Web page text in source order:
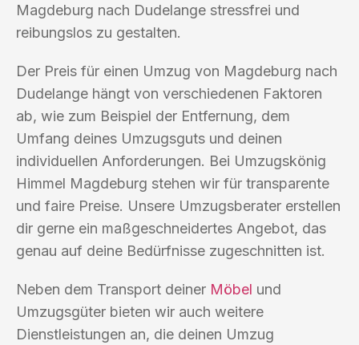
Magdeburg nach Dudelange stressfrei und
reibungslos zu gestalten.
Der Preis für einen Umzug von Magdeburg nach
Dudelange hängt von verschiedenen Faktoren
ab, wie zum Beispiel der Entfernung, dem
Umfang deines Umzugsguts und deinen
individuellen Anforderungen. Bei Umzugskönig
Himmel Magdeburg stehen wir für transparente
und faire Preise. Unsere Umzugsberater erstellen
dir gerne ein maßgeschneidertes Angebot, das
genau auf deine Bedürfnisse zugeschnitten ist.
Neben dem Transport deiner Möbel und
Umzugsgüter bieten wir auch weitere
Dienstleistungen an, die deinen Umzug